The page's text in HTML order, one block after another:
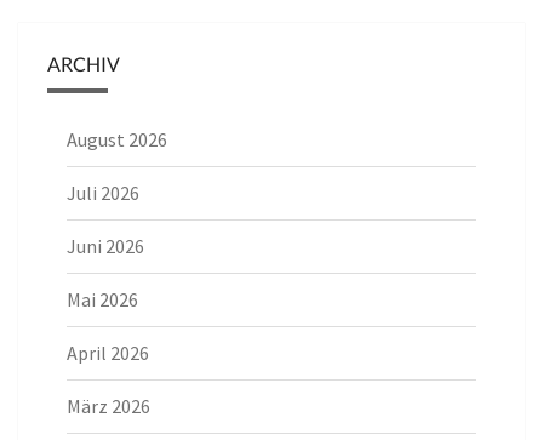
ARCHIV
August 2026
Juli 2026
Juni 2026
Mai 2026
April 2026
März 2026